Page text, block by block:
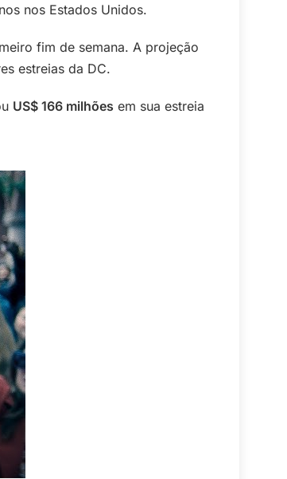
nos Estados Unidos.
fim de semana. A projeção
estreias da DC.
US$ 166 milhões em sua estreia